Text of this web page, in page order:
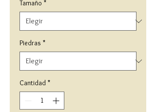
Tamaño *
Piedras *
Cantidad *